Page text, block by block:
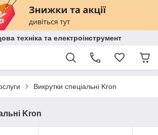
техніка та електроінструмент
Викрутки спеціальні Kron
Kron